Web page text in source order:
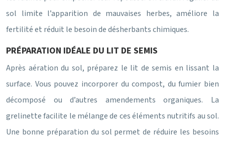
sol limite l’apparition de mauvaises herbes, améliore la
fertilité et réduit le besoin de désherbants chimiques.
PRÉPARATION IDÉALE DU LIT DE SEMIS
Après aération du sol, préparez le lit de semis en lissant la
surface. Vous pouvez incorporer du compost, du fumier bien
décomposé ou d’autres amendements organiques. La
grelinette facilite le mélange de ces éléments nutritifs au sol.
Une bonne préparation du sol permet de réduire les besoins